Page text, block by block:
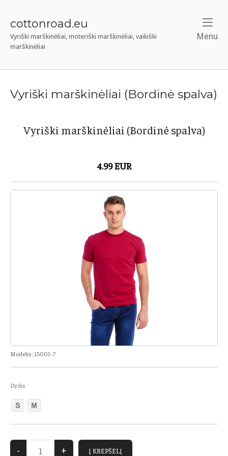
content
cottonroad.eu
Vyriški marškinėliai, moteriški marškinėliai, vaikiški
marškinėliai
Menu
Vyriški marškinėliai (Bordinė spalva)
Vyriški marškinėliai (Bordinė spalva)
4.99 EUR
Modelis:15001-7
Dydis